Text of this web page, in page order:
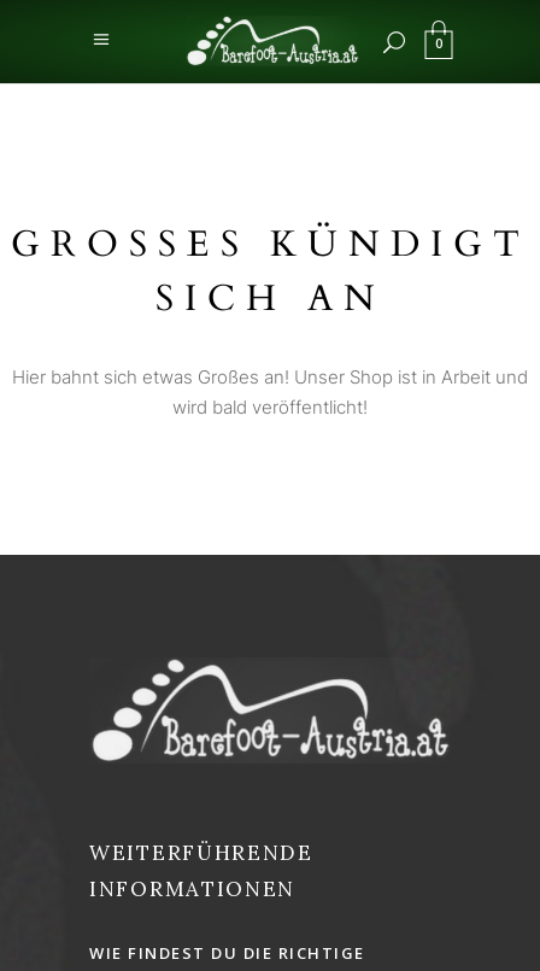
0
GROSSES KÜNDIGT S
ICH AN
Hier bahnt sich etwas Großes an! Unser Shop ist in Arbeit und
wird bald veröffentlicht!
WEITERFÜHRENDE
INFORMATIONEN
WIE FINDEST DU DIE RICHTIGE